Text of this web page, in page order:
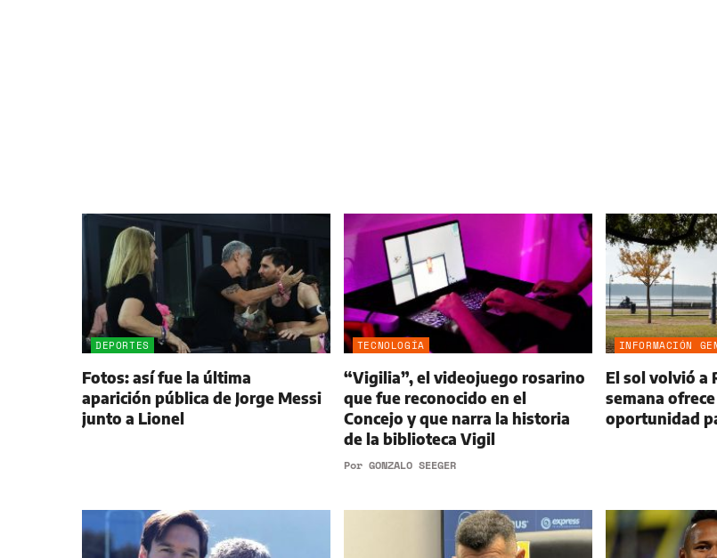
DEPORTES
Fotos: así fue la última
aparición pública de Jorge Messi
junto a Lionel
TECNOLOGÍA
“Vigilia”, el videojuego rosarino
que fue reconocido en el
Concejo y que narra la historia
de la biblioteca Vigil
Por GONZALO SEEGER
INFORMACIÓN
El sol volvió a
semana
oportunidad